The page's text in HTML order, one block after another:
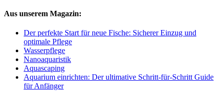
Aus unserem Magazin:
Der perfekte Start für neue Fische: Sicherer Einzug und
optimale Pflege
Wasserpflege
Nanoaquaristik
Aquascaping
Aquarium einrichten: Der ultimative Schritt-für-Schritt Guide
für Anfänger